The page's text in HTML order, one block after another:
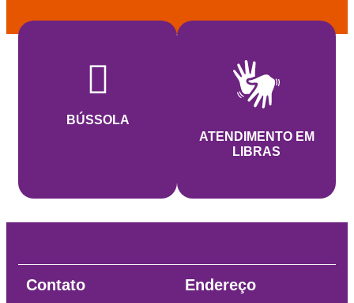
BÚSSOLA
ATENDIMENTO EM
LIBRAS
Contato Endereço